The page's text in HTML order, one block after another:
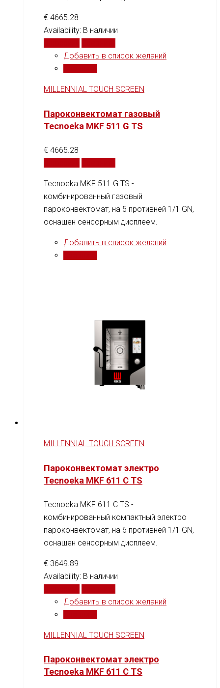
€ 4665.28
Availability: В наличии
Добавить в список желаний
MILLENNIAL TOUCH SCREEN
Пароконвектомат газовый
Tecnoeka MKF 511 G TS
€ 4665.28
Tecnoeka MKF 511 G TS -
комбинированный газовый
пароконвектомат, на 5 противней 1/1 GN,
оснащен сенсорным дисплеем.
Добавить в список желаний
MILLENNIAL TOUCH SCREEN
Пароконвектомат электро
Tecnoeka MKF 611 C TS
Tecnoeka MKF 611 C TS -
комбинированный компактный электро
пароконвектомат, на 6 противней 1/1 GN,
оснащен сенсорным дисплеем.
€ 3649.89
Availability: В наличии
Добавить в список желаний
MILLENNIAL TOUCH SCREEN
Пароконвектомат электро
Tecnoeka MKF 611 C TS